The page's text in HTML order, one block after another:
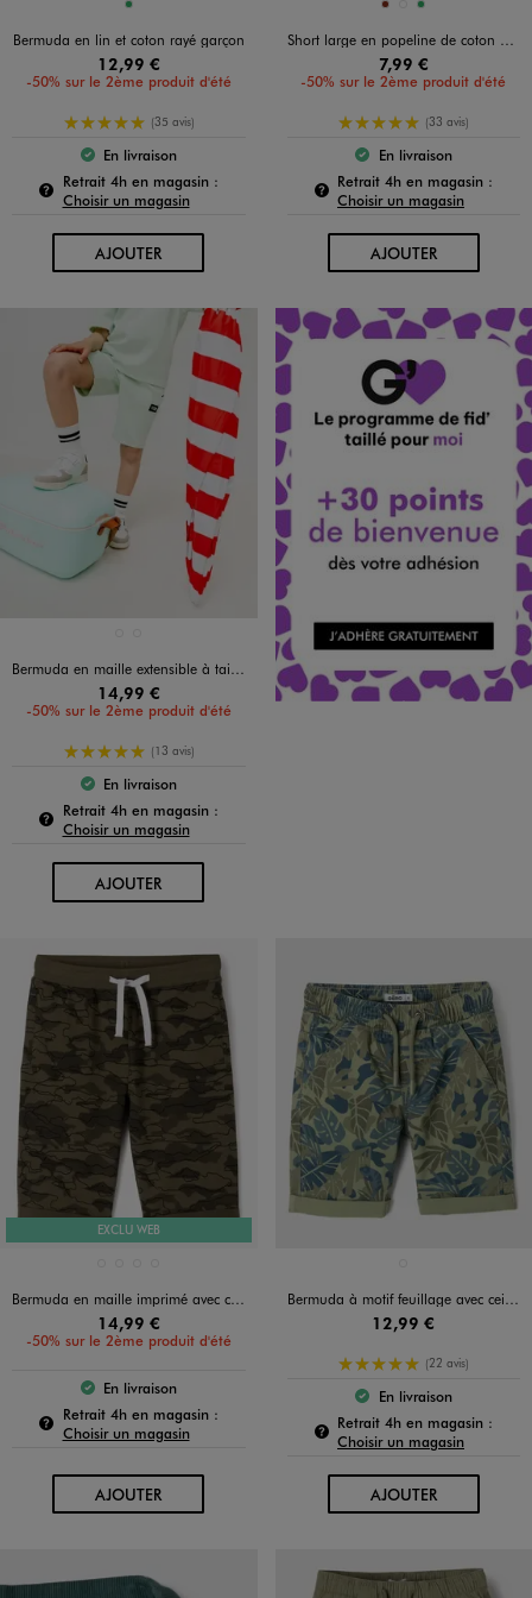
Disponible en 1 coloris
VERT
Bermuda en lin et coton rayé garçon
12,99 €
-50% sur le 2ème produit d'été
5/5 de moyenne
(35 avis)
Le produit est disponible :
En livraison
Retrait 4h en magasin :Pour connaître la disponibilité de ce produit :
Choisir un magasin
AJOUTERAU PANIER
Disponible en 3 coloris
BRIQUEJAUNE FONCE
VERT
Short large en popeline de coton uni garçon
7,99 €
-50% sur le 2ème produit d'été
5/5 de moyenne
(33 avis)
Le produit est
En livraison
Retrait 4h en magasin :
Choisir un magasin
AJOUTERAU PANIER
Bermuda en maille extensible à taille élastiquée garçon
14,99 €
-50% sur le 2ème produit d'été
5/5 de moyenne
(13 avis)
Le produit est disponible :
En livraison
Retrait 4h en magasin :Pour connaître la disponibilité de ce produit :
Choisir un magasin
AJOUTERAU PANIER
EXCLU WEB
Bermuda en maille imprimé avec ceinture élastique garçon
14,99 €
-50% sur le 2ème produit d'été
Le produit est disponible :
En livraison
Retrait 4h en magasin :Pour connaître la disponibilité de ce produit :
Choisir un magasin
AJOUTERAU PANIER
Bermuda à motif feuillage avec ceinture ajustable garçon
12,99 €
5/5 de moyenne
(22 avis)
Le produit est
En livraison
Retrait 4h en magasin :
Choisir un magasin
AJOUTERAU PANIER